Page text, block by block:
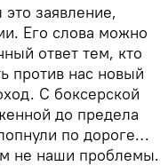
заявление,
Его слова можно
ответ тем, кто
против нас новый
С боксерской
до предела
по дороге…
не наши проблемы.